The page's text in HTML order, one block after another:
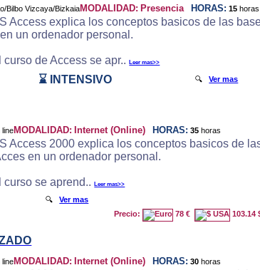
MODALIDAD: Presencia HORAS: 15 horas
Access explica los conceptos basicos de las
un ordenador personal.
curso de Access se apr..Leer mas>>
⌛ INTENSIVO 🔍Ver mas
MODALIDAD: Internet (Online) HORAS: 35 horas
Access 2000 explica los conceptos basicos de
en un ordenador personal.
curso se aprend..Leer mas>>
🔍Ver mas
Precio:
78 € 103.14
MODALIDAD: Internet (Online) HORAS: 30 horas